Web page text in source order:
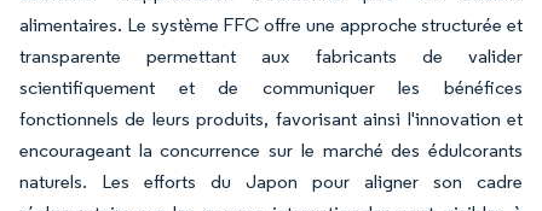
alimentaires. Le système FFC offre une approche structurée et
transparente permettant aux fabricants de valider
scientifiquement et de communiquer les bénéfices
fonctionnels de leurs produits, favorisant ainsi l'innovation et
encourageant la concurrence sur le marché des édulcorants
naturels. Les efforts du Japon pour aligner son cadre